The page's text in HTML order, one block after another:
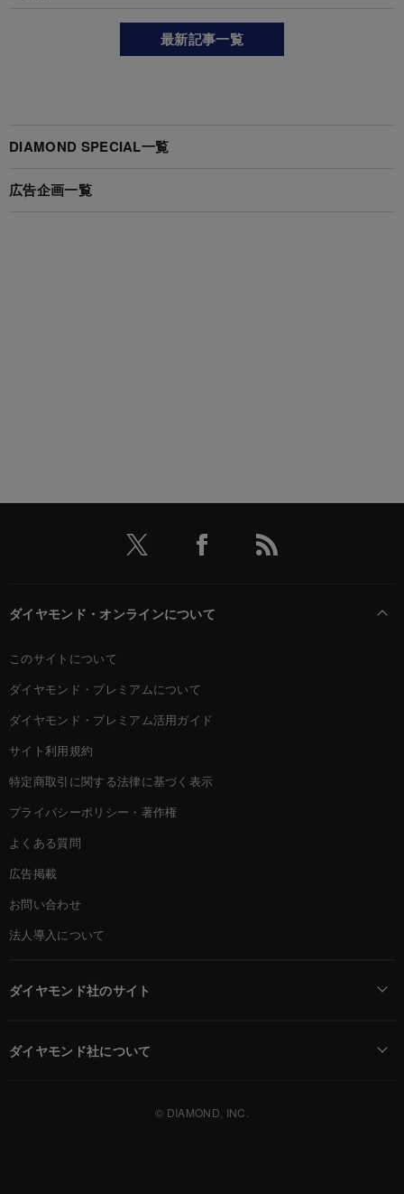
最新記事一覧
DIAMOND SPECIAL一覧
広告企画一覧
ダイヤモンド・オンラインについて
このサイトについて
ダイヤモンド・プレミアムについて
ダイヤモンド・プレミアム活用ガイド
サイト利用規約
特定商取引に関する法律に基づく表示
プライバシーポリシー・著作権
よくある質問
広告掲載
お問い合わせ
法人導入について
ダイヤモンド社のサイト
ダイヤモンド社について
© DIAMOND, INC.